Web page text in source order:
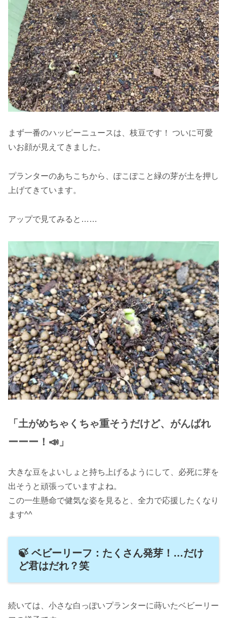
まず一番のハッピーニュースは、枝豆です！ ついに可愛
いお顔が見えてきました。
プランターのあちこちから、ぽこぽこと緑の芽が土を押し
上げてきています。
アップで見てみると……
「土がめちゃくちゃ重そうだけど、がんばれ
ーーー！📣」
大きな豆をよいしょと持ち上げるようにして、必死に芽を
出そうと頑張っていますよね。
この一生懸命で健気な姿を見ると、全力で応援したくなり
ます^^
🍃 ベビーリーフ：たくさん発芽！…だけ
ど君はだれ？笑
続いては、小さな白っぽいプランターに蒔いたベビーリー